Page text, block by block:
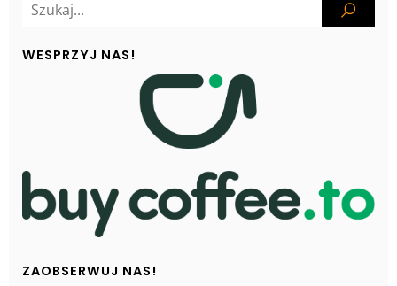
WESPRZYJ NAS!
ZAOBSERWUJ NAS!